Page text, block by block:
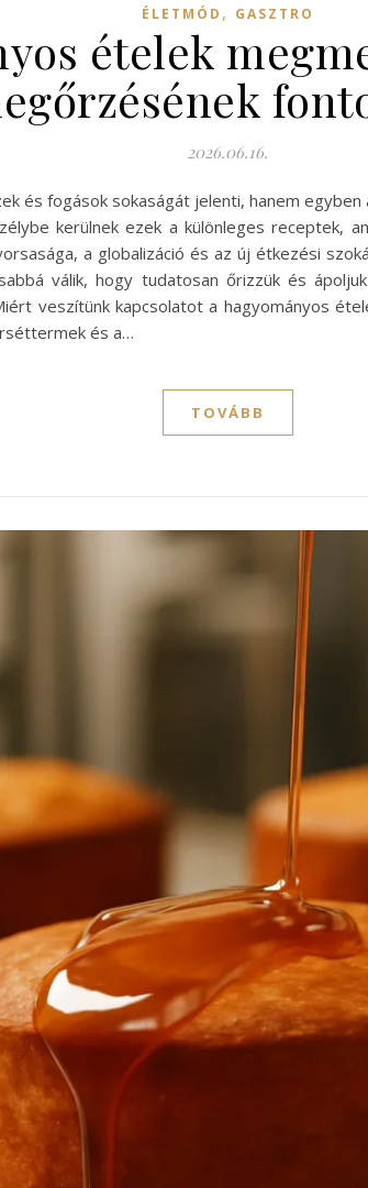
ÉLETMÓD , GASZTRO
ételek
2026.06.16.
és fogások sokaságát jelenti, hanem
kerülnek ezek a különleges receptek,
a globalizáció és az új étkezési
válik, hogy tudatosan őrizzük és
veszítünk kapcsolatot a hagyományos
és a…
TOVÁBB